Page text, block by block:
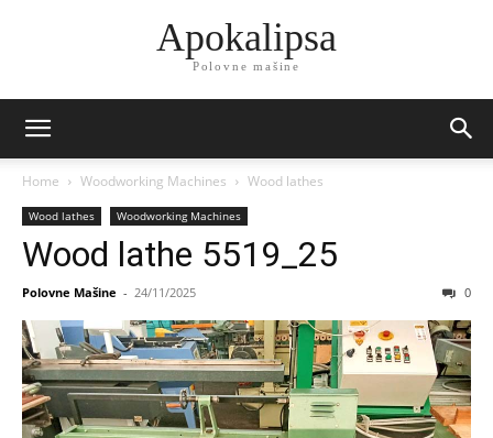
Apokalipsa
Polovne mašine
Home Woodworking Machines Wood lathes
Wood lathes Woodworking Machines
Wood lathe 5519_25
Polovne Mašine - 24/11/2025 0